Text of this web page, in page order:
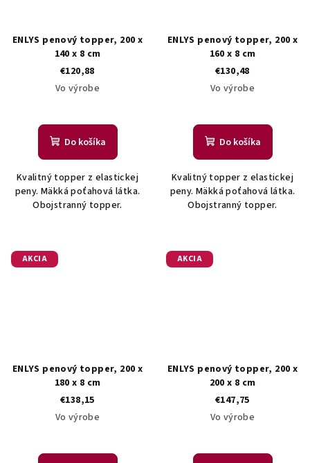
ENLYS penový topper, 200 x
140 x 8 cm
€120,88
Vo výrobe
Do košíka
Kvalitný topper z elastickej
peny. Mäkká poťahová látka.
Obojstranný topper.
ENLYS penový topper, 200 x
160 x 8 cm
€130,48
Vo výrobe
Do košíka
Kvalitný topper z elastickej
peny. Mäkká poťahová látka.
Obojstranný topper.
AKCIA
ENLYS penový topper, 200 x
180 x 8 cm
€138,15
Vo výrobe
AKCIA
ENLYS penový topper, 200 x
200 x 8 cm
€147,75
Vo výrobe